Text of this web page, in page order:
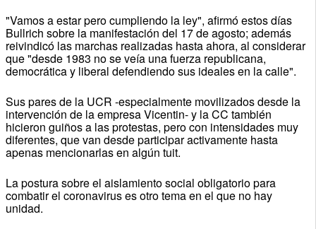
"Vamos a estar pero cumpliendo la ley", afirmó estos días
Bullrich sobre la manifestación del 17 de agosto; además
reivindicó las marchas realizadas hasta ahora, al considerar
que "desde 1983 no se veía una fuerza republicana,
democrática y liberal defendiendo sus ideales en la calle".
Sus pares de la UCR -especialmente movilizados desde la
intervención de la empresa Vicentin- y la CC también
hicieron guiños a las protestas, pero con intensidades muy
diferentes, que van desde participar activamente hasta
apenas mencionarlas en algún tuit.
La postura sobre el aislamiento social obligatorio para
combatir el coronavirus es otro tema en el que no hay
unidad.